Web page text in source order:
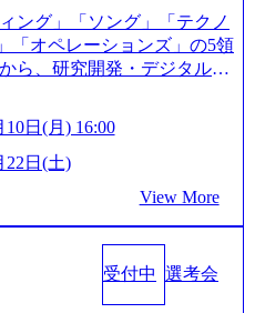
で活躍するメンバー紹介！〜
watch?v=RETwZKac2
ンバー紹介！〜 営業職種編
りながら安定した事業を展
いメガベンチャー。創業か
storage.googleapis.com/our-
https://stor
public/imag
4887-84d7-34c8d8544226_1
の投資の元、10以上もの新規
ング」「ソング」「テクノ
「オペレーションズ」の5領
ら、研究開発・デジタル・
るITサービスの提供まで一
ァームである あらゆる産業
築いており、Fortune Globa
ーストリテイリングにおけ
ープのDX化支援」「ヴィヴ
開発」など多岐にわたる コ
、2021年にはKDDIと合弁会
、人工知能とデータアナリテ
10日(月) 16:00
22日(土)
View More
受付中 選考会